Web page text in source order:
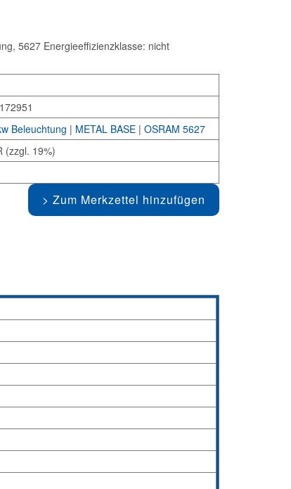
5627 Energieeffizienzklasse: nicht
Beleuchtung | METAL BASE| OSRAM 5627
(zzgl. 19%)
Zum Merkzettel hinzufügen